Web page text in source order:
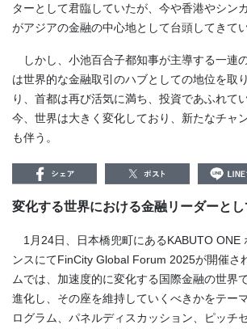
ターとして君臨していたが、今や香港やシン
がアジアの金融の中心地として台頭してきてい
しかし、小池百合子都知事が主導する一連
は世界的な金融取引のハブとしての地位を取
り、首都は再び活気に満ち、投資であふれて
今、世界は大きく変化しており、新たなチャ
も伴う。
変化する世界における金融リーダーと
1月24日、日本橋兜町にあるKABUTO ONE
ンスにてFinCity Global Forum 2025が開催さ
ムでは、加速度的に変化する国際金融の世界
進化し、その座を維持していくべきかをテー
ログラム、パネルディスカッション、ピッチ